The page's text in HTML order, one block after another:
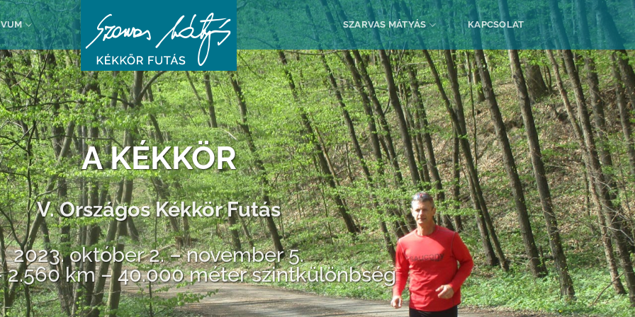
SZARVAS MÁTYÁS KAPCSOLAT
A KÉKKÖR
V. Országos Kékkör Futás
2023. október 2. – november 5.
2.560 km – 40.000 méter szintkülönbség